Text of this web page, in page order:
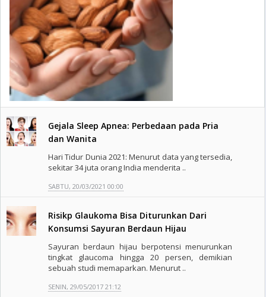
Gejala Sleep Apnea: Perbedaan pada Pria
dan Wanita
Hari Tidur Dunia 2021: Menurut data yang tersedia,
sekitar 34 juta orang India menderita ..
SABTU, 20/03/2021 00:00
Risikp Glaukoma Bisa Diturunkan Dari
Konsumsi Sayuran Berdaun Hijau
Sayuran berdaun hijau berpotensi menurunkan
tingkat glaucoma hingga 20 persen, demikian
sebuah studi memaparkan. Menurut ..
SENIN, 29/05/2017 21:12